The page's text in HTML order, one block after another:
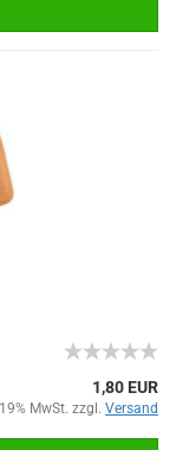
1,80 EUR
MwSt. zzgl. Versand